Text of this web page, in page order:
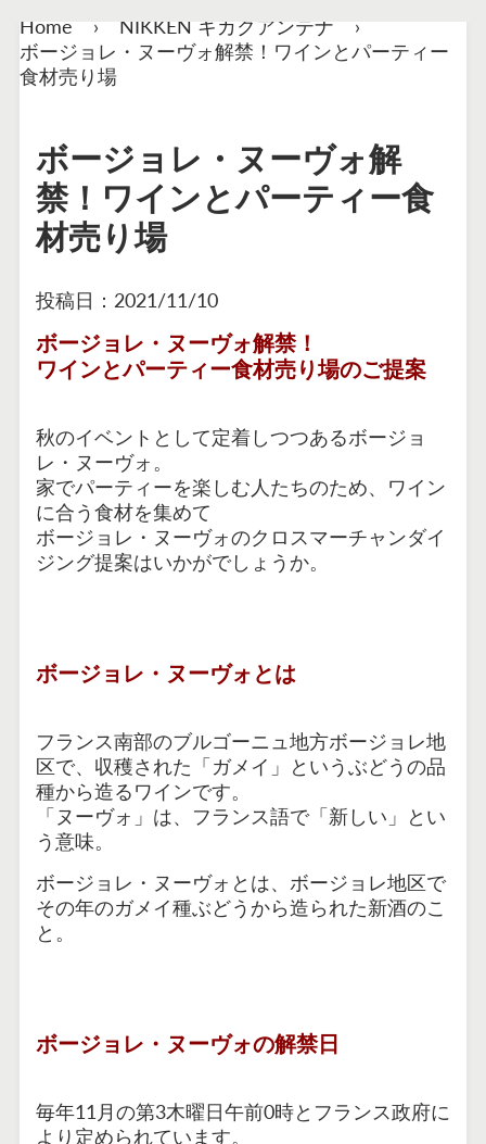
Home › NIKKEN キカクアンテナ
›
ボージョレ・ヌーヴォ解禁！ワインとパーティー
食材売り場
ボージョレ・ヌーヴォ解
禁！ワインとパーティー食
材売り場
投稿日： 2021/11/10
ボージョレ・ヌーヴォ解禁！
ワインとパーティー食材売り場のご提案
秋のイベントとして定着しつつあるボージョ
レ・ヌーヴォ 。
家でパーティーを楽しむ人たちのため、ワイン
に合う食材を集めて
ボージョレ・ヌーヴォのクロスマーチャンダイ
ジング提案はいかがでしょうか。
ボージョレ・ヌーヴォとは
フランス南部のブルゴーニュ地方ボージョレ地
区で、収穫された「ガメイ」というぶどうの品
種から造るワインです。
「ヌーヴォ」は、フランス語で「新しい」とい
う意味。
ボージョレ・ヌーヴォとは、ボージョレ地区で
その年のガメイ種ぶどうから造られた新酒のこ
と。
ボージョレ・ヌーヴォの解禁日
毎年11月の第3木曜日午前0時とフランス政府に
より定められています。